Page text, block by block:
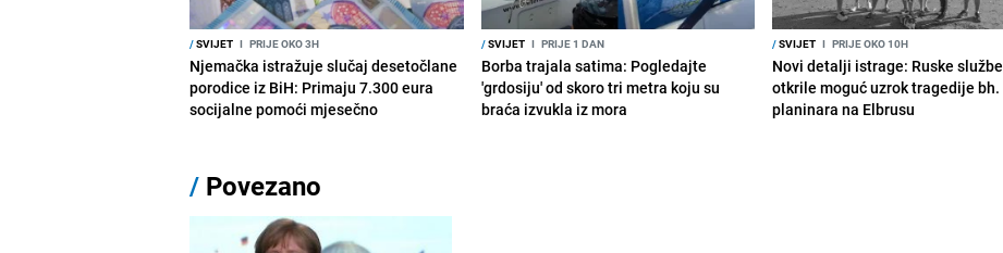
/SVIJET I PRIJE OKO 3H
Njemačka istražuje slučaj desetočlane
porodice iz BiH: Primaju 7.300 eura
socijalne pomoći mjesečno
/SVIJET I PRIJE 1 DAN
Borba trajala satima: Pogledajte
'grdosiju' od skoro tri metra koju su
braća izvukla iz mora
/SVIJET I PRIJE OKO 10H
Novi detalji istrage: Ruske službe
otkrile moguć uzrok tragedije bh.
planinara na Elbrusu
/ Povezano